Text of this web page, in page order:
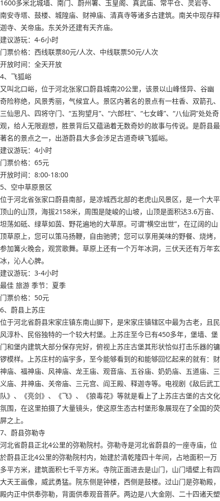
1600多米北城墙、南门、蔚州署、玉皇阁、真武庙、常平仓、灵岩寺、
南安寺塔、鼓楼、城隍庙、财神庙、清真寺等诸多古建筑。南关中现存释
迦寺、关帝庙。东关外还建有天齐庙。
建议游玩：4-6小时
门票价格：西线联票80元/人次、中线联票50元/人次
开放时间：全天开放
4、飞狐峪
又叫北口峪，位于河北张家口蔚县城南20公里，该景以山峰怪异、谷幽
奇险称绝，风景秀丽，气候宜人。景区内著名的景点有一柱香、双箭孔、
三仙思凡、四将守门、“五狗望月”、“六郎柱”、“七女峰”、“八仙洞”处处奇
观，给人无限遐想，胜景背后又蕴涵着无数奇妙的故事与传说。是蔚县最
著名的景点之一，出游蔚县大多会涉足古道奇峡飞狐峪。
建议游玩：4小时
门票价格：65元
开放时间：8:00-18:00
5、空中草原景区
位于河北省张家口蔚县南部，是凉城西北部的老虎山风景区，是一个大平
顶山的山顶，海拔2158米，周围是陡峻的山坡，山顶是面积达3.6万亩、
坦荡如砥、绿草如茵、野花遍地的大草原。可谓“横空出世”，在辽阔的山
顶草原上，您可以策马扬鞭，自由驰骋；您可以享用美味的野餐、烧烤，
参加篝火晚会，观赏歌舞。草原上还有一个万年冰洞，三伏天还有万年玄
冰，沁人心脾。
建议游玩：3-4小时
最佳 旅游 季节：夏季
门票价格：50元
6、蔚县上苏庄
位于河北省蔚县宋家庄镇东南山脚下，是宋家庄镇辖区中最为古老，且民
风淳朴、民俗独特的一个较大村堡。上苏庄至今已有450多年，堡墙、堡
门和堡内建筑大部分保存完好，俯视上苏庄古堡其形状恰似打击乐器的镛
锣模样。上苏庄村的庙宇多，至今能够看到的和能够回忆起来的就有：财
神庙、福神庙、风神庙、龙王庙、观音庙、五谷庙、奶奶庙、五道庙、三
义庙、井神庙、关帝庙、三元宫、阎王殿、释迦寺等。电视剧《敌后武工
队》、《亮剑》、《飞》、《狼毒花》等就是看上了上苏庄古堡的古文化
氛围，在这里拍摄了大量镜头，使这原生态古村堡形象展现在了全国的荧
屏之上。
7、蔚县弥勒寺
河北省蔚县正北4公里的弥勒院村。弥勒寺是河北省蔚县的一座寺庙，位
於蔚县正北4公里的弥勒院村内，始建於清乾隆四十年间，占地面积一万
多平方米，建筑面积七千平方米。寺院正面进去是山门，山门墙壁上有四
大天王画像，威武勇猛。院东侧是钟楼，西侧是鼓楼。过山门是弥勒殿，
殿内正中供奉弥勒，背面供奉观音菩萨。两边是八大金刚、二十四诸天塑